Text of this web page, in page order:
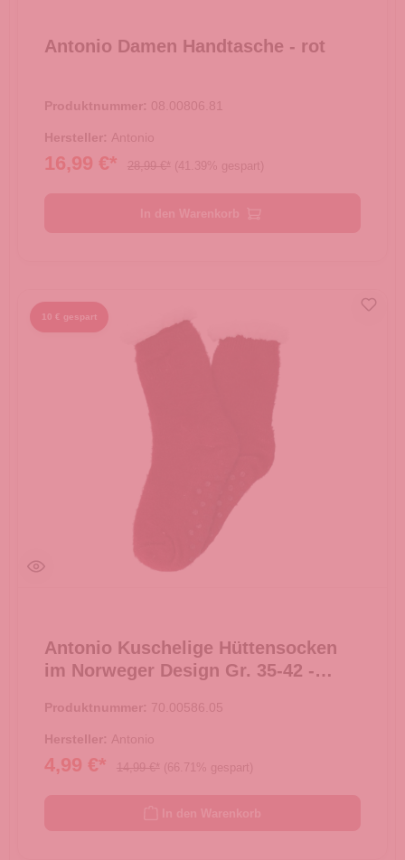
Antonio Damen Handtasche - rot
Produktnummer: 08.00806.81
Hersteller: Antonio
16,99 €* 28,99 €* (41.39% gespart)
10 € gespart
Antonio Kuschelige Hüttensocken
im Norweger Design Gr. 35-42 -
Produktnummer: 70.00586.05
Hersteller: Antonio
4,99 €* 14,99 €* (66.71% gespart)